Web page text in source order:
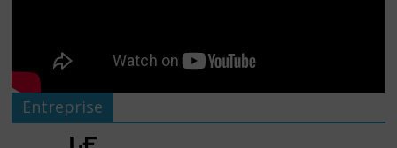
Entreprise